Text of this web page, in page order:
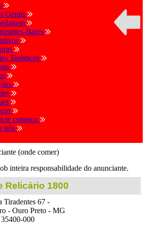
Gerais
Bares
Turísticos
conosco
nós
(onde comer)
inteira responsabilidade do anunciante.
Relicário 1800
Tiradentes 67 -
- Ouro Preto - MG
000